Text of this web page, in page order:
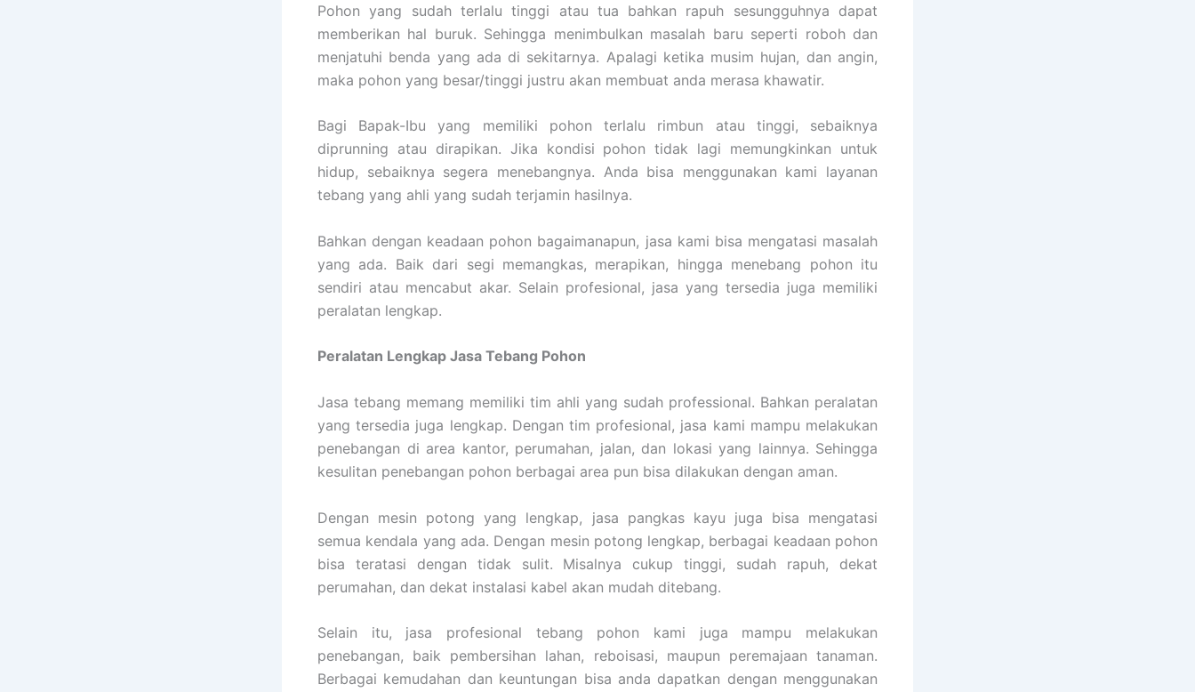
Pohon yang sudah terlalu tinggi atau tua bahkan rapuh sesungguhnya dapat
memberikan hal buruk. Sehingga menimbulkan masalah baru seperti roboh dan
menjatuhi benda yang ada di sekitarnya. Apalagi ketika musim hujan, dan angin,
maka pohon yang besar/tinggi justru akan membuat anda merasa khawatir.
Bagi Bapak-Ibu yang memiliki pohon terlalu rimbun atau tinggi, sebaiknya
diprunning atau dirapikan. Jika kondisi pohon tidak lagi memungkinkan untuk
hidup, sebaiknya segera menebangnya. Anda bisa menggunakan kami layanan
tebang yang ahli yang sudah terjamin hasilnya.
Bahkan dengan keadaan pohon bagaimanapun, jasa kami bisa mengatasi masalah
yang ada. Baik dari segi memangkas, merapikan, hingga menebang pohon itu
sendiri atau mencabut akar. Selain profesional, jasa yang tersedia juga memiliki
peralatan lengkap.
Peralatan Lengkap Jasa Tebang Pohon
Jasa tebang memang memiliki tim ahli yang sudah professional. Bahkan peralatan
yang tersedia juga lengkap. Dengan tim profesional, jasa kami mampu melakukan
penebangan di area kantor, perumahan, jalan, dan lokasi yang lainnya. Sehingga
kesulitan penebangan pohon berbagai area pun bisa dilakukan dengan aman.
Dengan mesin potong yang lengkap, jasa pangkas kayu juga bisa mengatasi
semua kendala yang ada. Dengan mesin potong lengkap, berbagai keadaan pohon
bisa teratasi dengan tidak sulit. Misalnya cukup tinggi, sudah rapuh, dekat
perumahan, dan dekat instalasi kabel akan mudah ditebang.
Selain itu, jasa profesional tebang pohon kami juga mampu melakukan
penebangan, baik pembersihan lahan, reboisasi, maupun peremajaan tanaman.
Berbagai kemudahan dan keuntungan bisa anda dapatkan dengan menggunakan